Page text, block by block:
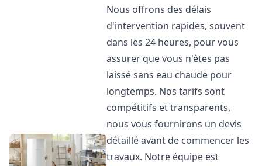
Nous offrons des délais
d'intervention rapides, souvent
dans les 24 heures, pour vous
assurer que vous n'êtes pas
laissé sans eau chaude pour
longtemps. Nos tarifs sont
compétitifs et transparents,
nous vous fournirons un devis
détaillé avant de commencer les
travaux. Notre équipe est